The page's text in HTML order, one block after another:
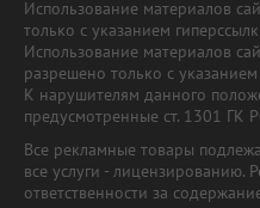
Использование материалов
только с указанием
Использование материалов
разрешено только с
К нарушителям данного
предусмотренные ст. 1301 ГК
Все рекламные товары
все услуги - лицензированию.
ответственности за